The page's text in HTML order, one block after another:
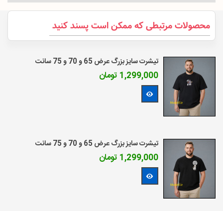
محصولات مرتبطی که ممکن است پسند کنید
تیشرت سایز بزرگ عرض 65 و 70 و 75 سانت
1,299,000 تومان
تیشرت سایز بزرگ عرض 65 و 70 و 75 سانت
1,299,000 تومان